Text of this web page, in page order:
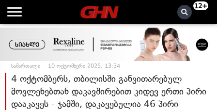
12+
სამართალი 10 ოქტომბერი 2025, 13:34
4 ოქტომბერს, თბილისში განვითარებულ
მოვლენებთან დაკავშირებით კიდევ ერთი პირი
დააკავეს - ჯამში, დაკავებულია 46 პირი